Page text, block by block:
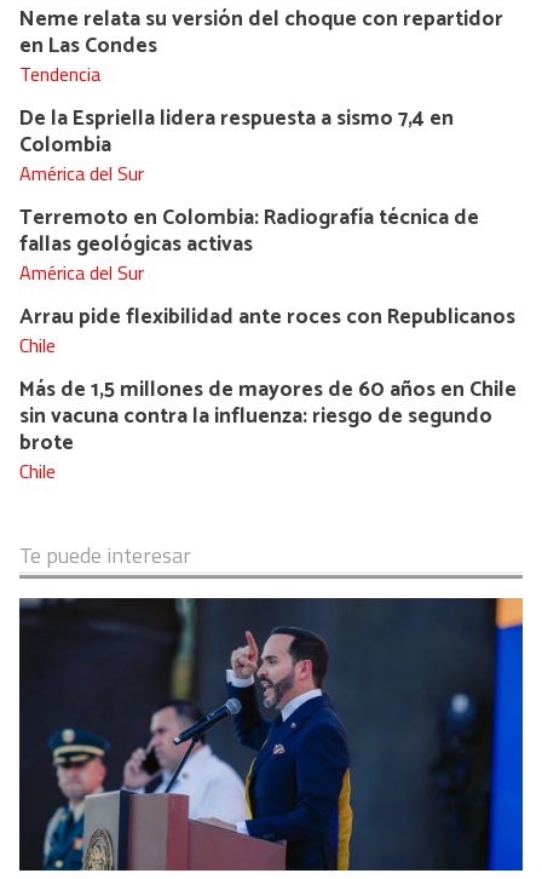
Neme relata su versión del choque con repartidor
en Las Condes
Tendencia
De la Espriella lidera respuesta a sismo 7,4 en
Colombia
América del Sur
Terremoto en Colombia: Radiografía técnica de
fallas geológicas activas
América del Sur
Arrau pide flexibilidad ante roces con Republicanos
Chile
Más de 1,5 millones de mayores de 60 años en Chile
sin vacuna contra la influenza: riesgo de segundo
brote
Chile
Te puede interesar